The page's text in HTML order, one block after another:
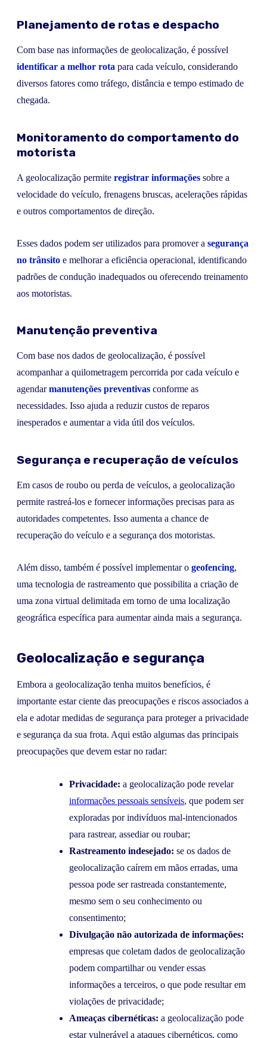
Planejamento de rotas e despacho
Com base nas informações de geolocalização, é possível
identificar a melhor rota para cada veículo, considerando
diversos fatores como tráfego, distância e tempo estimado de
chegada.
Monitoramento do comportamento do
motorista
A geolocalização permite registrar informações sobre a
velocidade do veículo, frenagens bruscas, acelerações rápidas
e outros comportamentos de direção.
Esses dados podem ser utilizados para promover a segurança
no trânsito e melhorar a eficiência operacional, identificando
padrões de condução inadequados ou oferecendo treinamento
aos motoristas.
Manutenção preventiva
Com base nos dados de geolocalização, é possível
acompanhar a quilometragem percorrida por cada veículo e
agendarmanutenções preventivas conforme as
necessidades. Isso ajuda a reduzir custos de reparos
inesperados e aumentar a vida útil dos veículos.
Segurança e recuperação de veículos
Em casos de roubo ou perda de veículos, a geolocalização
permite rastreá-los e fornecer informações precisas para as
autoridades competentes. Isso aumenta a chance de
recuperação do veículo e a segurança dos motoristas.
Além disso, também é possível implementar o geofencing,
uma tecnologia de rastreamento que possibilita a criação de
uma zona virtual delimitada em torno de uma localização
geográfica específica para aumentar ainda mais a segurança.
Geolocalização e segurança
Embora a geolocalização tenha muitos benefícios, é
importante estar ciente das preocupações e riscos associados a
ela e adotar medidas de segurança para proteger a privacidade
e segurança da sua frota. Aqui estão algumas das principais
preocupações que devem estar no radar:
Privacidade: a geolocalização pode revelar
informações pessoais sensíveis, que podem ser
exploradas por indivíduos mal-intencionados
para rastrear, assediar ou roubar;
Rastreamento indesejado: se os dados de
geolocalização caírem em mãos erradas, uma
pessoa pode ser rastreada constantemente,
mesmo sem o seu conhecimento ou
consentimento;
Divulgação não autorizada de informações:
empresas que coletam dados de geolocalização
podem compartilhar ou vender essas
informações a terceiros, o que pode resultar em
violações de privacidade;
Ameaças cibernéticas: a geolocalização pode
estar vulnerável a ataques cibernéticos, como